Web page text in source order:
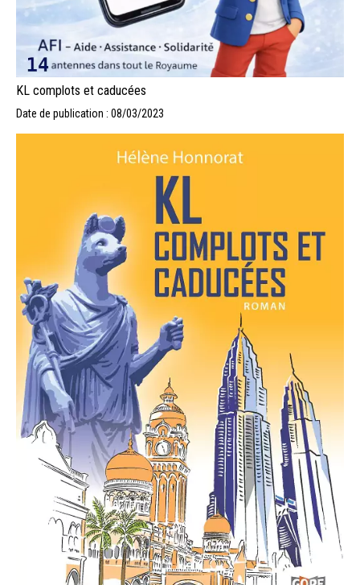
KL complots et caducées
Date de publication : 08/03/2023